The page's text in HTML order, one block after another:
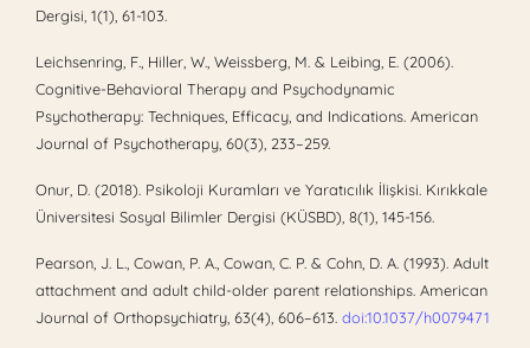
Dergisi, 1(1), 61-103.
Leichsenring, F., Hiller, W., Weissberg, M. & Leibing, E. (2006).
Cognitive-Behavioral Therapy and Psychodynamic
Psychotherapy: Techniques, Efficacy, and Indications. American
Journal of Psychotherapy, 60(3), 233–259.
Onur, D. (2018). Psikoloji Kuramları ve Yaratıcılık İlişkisi. Kırıkkale
Üniversitesi Sosyal Bilimler Dergisi (KÜSBD), 8(1), 145-156.
Pearson, J. L., Cowan, P. A., Cowan, C. P. & Cohn, D. A. (1993). Adult
attachment and adult child-older parent relationships. American
Journal of Orthopsychiatry, 63(4), 606–613. doi:10.1037/h0079471